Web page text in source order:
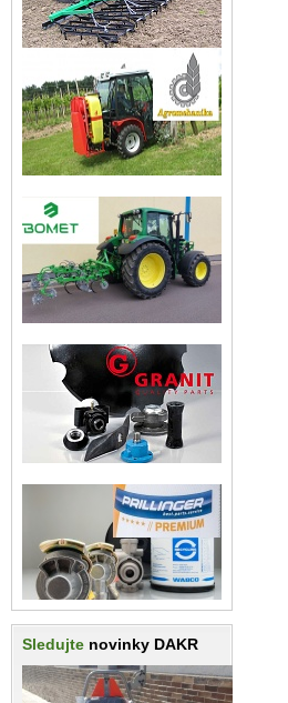
Sledujte novinky DAKR